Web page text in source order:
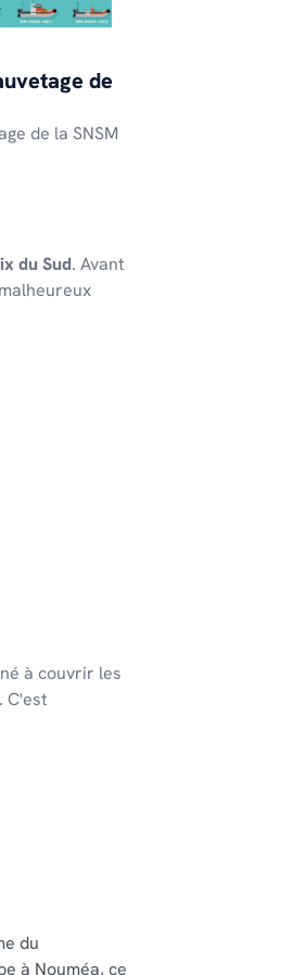
de
de la SNSM
du Sud. Avant
à couvrir les
C'est
du
à Nouméa, ce